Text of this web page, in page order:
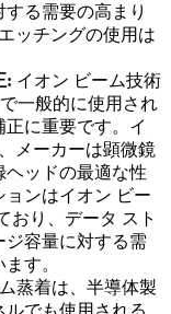
る需要の高まり
ッチングの使用は
: イオン ビーム技術
一般的に使用され
に重要です。イ
メーカーは顕微鏡
ヘッドの最適な性
ンはイオン ビー
おり、データ スト
ジ容量に対する需
す。
蒸着は、半導体製